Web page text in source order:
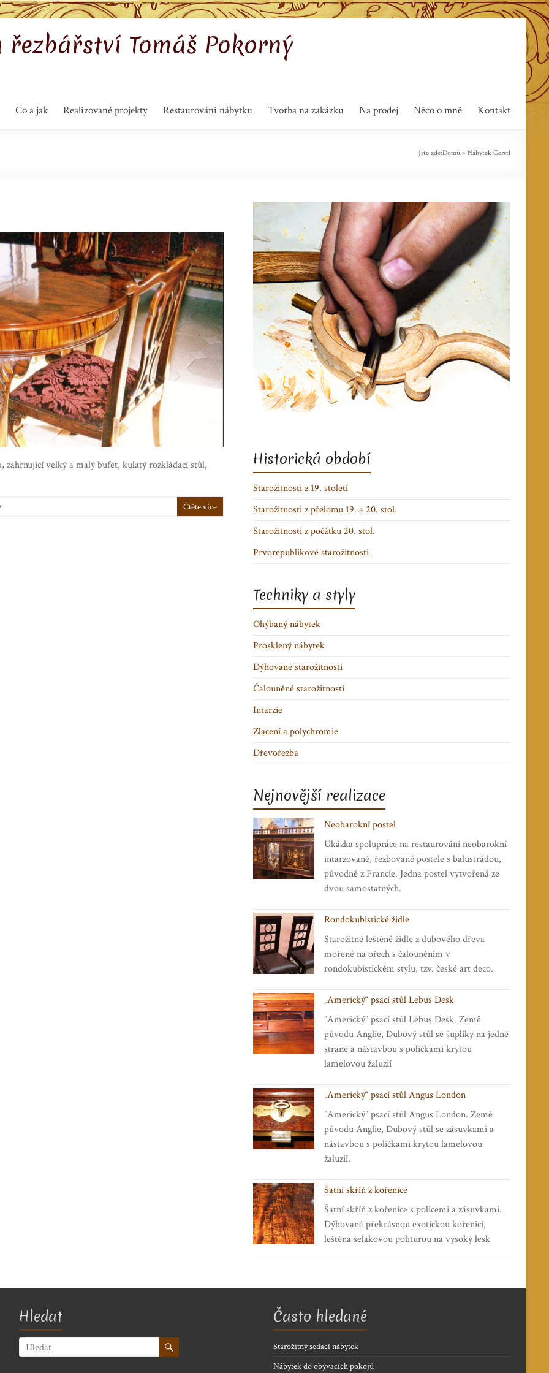
Tomáš Pokorný
Co a jak Realizované projekty Restaurování nábytku Tvorba na zakázku Na prodej Něco o mně Kontakt
Jste zde:Domů » Nábytek Gerstl
velký a malý bufet, kulatý rozkládací stůl,
Čtěte více
Historická období
Starožitnosti z 19. století
Starožitnosti z přelomu 19. a 20. stol.
Starožitnosti z počátku 20. stol.
Prvorepublikové starožitnosti
Techniky a styly
Ohýbaný nábytek
Prosklený nábytek
Dýhované starožitnosti
Čalouněné starožitnosti
Intarzie
Zlacení a polychromie
Dřevořezba
Nejnovější realizace
Neobarokní postel
Ukázka spolupráce na restaurování neobarokní
intarzované, řezbované postele s balustrádou,
původně z Francie. Jedna postel vytvořená ze
dvou samostatných.
Rondokubistické židle
Starožitné leštěné židle z dubového dřeva
mořené na ořech s čalouněním v
rondokubistickém stylu, tzv. české art deco.
„Americký“ psací stůl Lebus Desk
"Americký" psací stůl Lebus Desk. Země
původu Anglie, Dubový stůl se šuplíky na jedné
straně a nástavbou s poličkami krytou
lamelovou žaluzií
„Americký“ psací stůl Angus London
"Americký" psací stůl Angus London. Země
původu Anglie, Dubový stůl se zásuvkami a
nástavbou s poličkami krytou lamelovou
žaluzií.
Šatní skříň z kořenice
Šatní skříň z kořenice s policemi a zásuvkami.
Dýhovaná překrásnou exotickou kořenicí,
leštěná šelakovou politurou na vysoký lesk
Hledat Často hledané
Starožitný sedací nábytek
Nábytek do obývacích pokojů